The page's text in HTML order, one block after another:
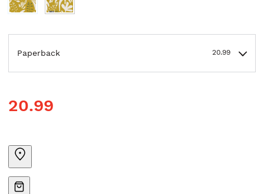
Paperback 20.99
20.99